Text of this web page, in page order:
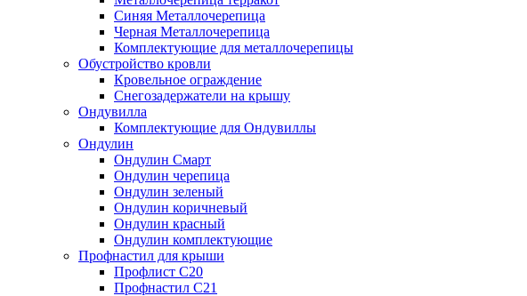
Синяя Металлочерепица
Черная Металлочерепица
Комплектующие для металлочерепицы
Обустройство кровли
Кровельное ограждение
Снегозадержатели на крышу
Ондувилла
Комплектующие для Ондувиллы
Ондулин
Ондулин Смарт
Ондулин черепица
Ондулин зеленый
Ондулин коричневый
Ондулин красный
Ондулин комплектующие
Профнастил для крыши
Профлист С20
Профнастил С21